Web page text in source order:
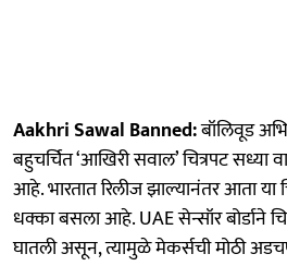
Aakhri Sawal Banned:बॉलिवूड
बहुचर्चित ‘आखिरी सवाल’ चित्रपट सध्या
आहे. भारतात रिलीज झाल्यानंतर आता या
धक्का बसला आहे. UAE सेन्सॉर बोर्डाने
घातली असून, त्यामुळे मेकर्सची मोठी